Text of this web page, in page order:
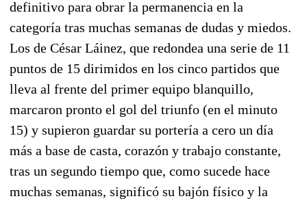
definitivo para obrar la permanencia en la
categoría tras muchas semanas de dudas y miedos.
Los de César Láinez, que redondea una serie de 11
puntos de 15 dirimidos en los cinco partidos que
lleva al frente del primer equipo blanquillo,
marcaron pronto el gol del triunfo (en el minuto
15) y supieron guardar su portería a cero un día
más a base de casta, corazón y trabajo constante,
tras un segundo tiempo que, como sucede hace
muchas semanas, significó su bajón físico y la